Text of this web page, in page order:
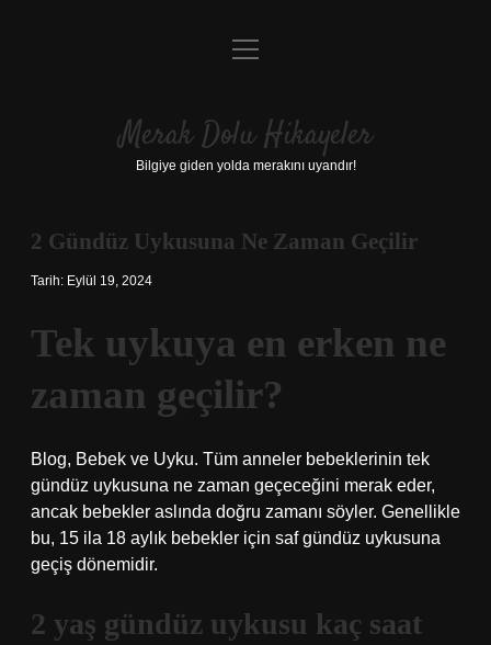
Anasayfa
Yasal Uyarı
menüyü
Merak Dolu Hikayeler
Bilgiye giden yolda merakını uyandır!
2 Gündüz Uykusuna Ne Zaman Geçilir
Tarih: Eylül 19, 2024
Tek uykuya en erken ne
zaman geçilir?
Blog, Bebek ve Uyku. Tüm anneler bebeklerinin tek
gündüz uykusuna ne zaman geçeceğini merak eder,
ancak bebekler aslında doğru zamanı söyler. Genellikle
bu, 15 ila 18 aylık bebekler için saf gündüz uykusuna
geçiş dönemidir.
2 yaş gündüz uykusu kaç saat